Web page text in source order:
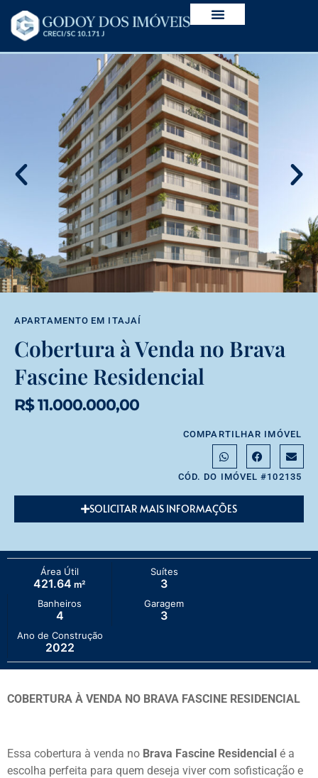
APARTAMENTO EM ITAJAÍ
Cobertura à Venda no Brava
Fascine Residencial
R$ 11.000.000,00
COMPARTILHAR IMÓVEL
CÓD. DO IMÓVEL #102135
SOLICITAR MAIS INFORMAÇÕES
Área Útil
421.64 m²
Suítes
3
Banheiros
4
Garagem
3
Ano de Construção
2022
COBERTURA À VENDA NO BRAVA FASCINE RESIDENCIAL
Essa cobertura à venda no Brava Fascine Residencial é a
escolha perfeita para quem deseja viver com sofisticação e